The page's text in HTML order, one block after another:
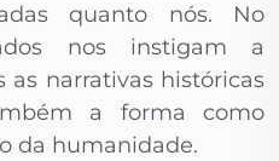
quanto nós. No
nos instigam a
as narrativas históricas
a forma como
da humanidade.